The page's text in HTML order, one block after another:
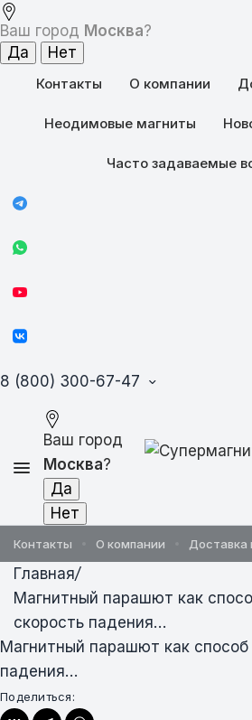
Ваш город Москва?
Контакты О компании
Неодимовые магниты
Часто задаваемые
8 (800) 300-67-47
Ваш город
Москва?
Контакты О компании Доставка
Главная/
Магнитный парашют как
скорость падения…
Магнитный парашют как способ
падения…
Поделиться: